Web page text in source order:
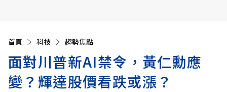
首頁 科技 趨勢焦點
面對川普新AI禁令，黃仁勳應
變？輝達股價看跌或漲？